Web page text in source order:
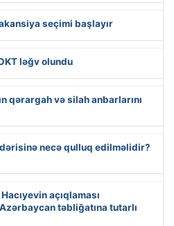
seçimi başlayır
ləğv olundu
qərargah və silah anbarlarını
necə qulluq edilməlidir?
açıqlaması
təbliğatına tutarlı